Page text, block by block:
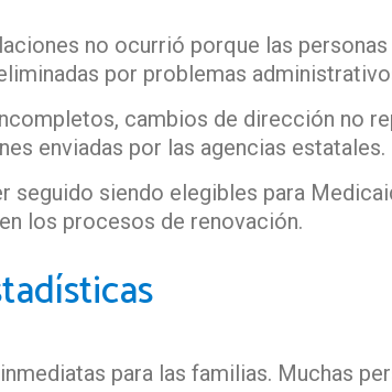
no ocurrió porque las
por problemas
cambios de dirección no
enviadas por las agencias estatales.
seguido siendo elegibles para
los procesos de renovación.
para las familias. Muchas